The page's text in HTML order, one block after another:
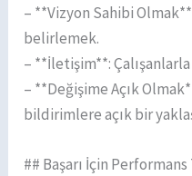
– **Vizyon Sahibi
belirlemek.
– **İletişim**:
– **Değişime Açık
bildirimlere açık bir
## Başarı İçin